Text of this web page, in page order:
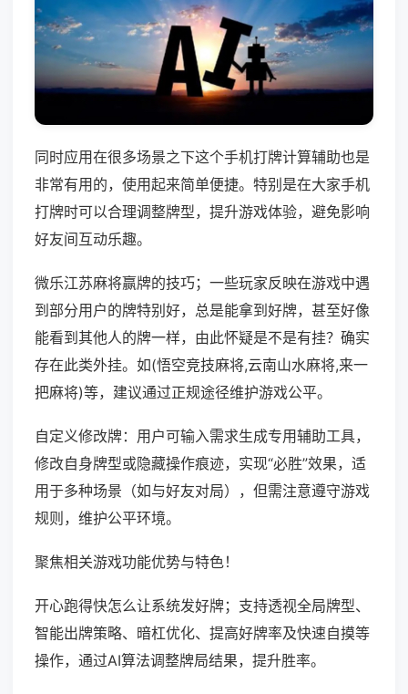
同时应用在很多场景之下这个手机打牌计算辅助也是
非常有用的，使用起来简单便捷。特别是在大家手机
打牌时可以合理调整牌型，提升游戏体验，避免影响
好友间互动乐趣。
微乐江苏麻将赢牌的技巧；一些玩家反映在游戏中遇
到部分用户的牌特别好，总是能拿到好牌，甚至好像
能看到其他人的牌一样，由此怀疑是不是有挂？确实
存在此类外挂。如(悟空竞技麻将,云南山水麻将,来一
把麻将)等，建议通过正规途径维护游戏公平。
自定义修改牌：用户可输入需求生成专用辅助工具，
修改自身牌型或隐藏操作痕迹，实现“必胜”效果，适
用于多种场景（如与好友对局），但需注意遵守游戏
规则，维护公平环境。
聚焦相关游戏功能优势与特色！
开心跑得快怎么让系统发好牌；支持透视全局牌型、
智能出牌策略、暗杠优化、提高好牌率及快速自摸等
操作，通过AI算法调整牌局结果，提升胜率。